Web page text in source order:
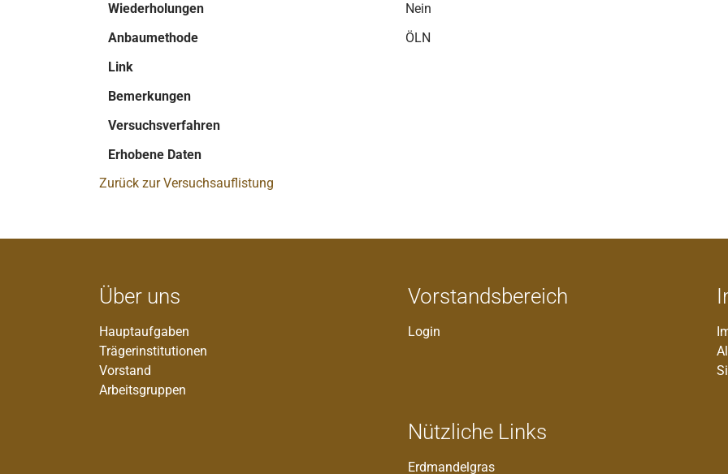
Wiederholungen
Nein
Anbaumethode
ÖLN
Link
Bemerkungen
Versuchsverfahren
Erhobene Daten
Zurück zur Versuchsauflistung
Über uns
Hauptaufgaben
Trägerinstitutionen
Vorstand
Arbeitsgruppen
Vorstandsbereich
Login
Nützliche Links
Erdmandelgras